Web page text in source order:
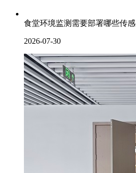
食堂环境监测需要部署哪些传感
2026-07-30